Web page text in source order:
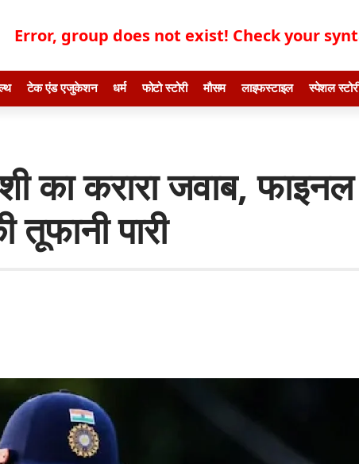
Error, group does not exist! Check your
टेक एंड एजुकेशन धर्म फोटो स्टोरी मौसम लाइफस्टाइल स्पेशल
का करारा जवाब, फाइनल
पारी